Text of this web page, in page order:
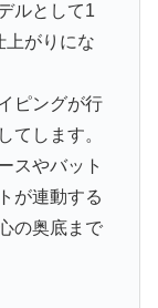
ルとして1
上がりにな
ピングが行
てします。
スやバット
が連動する
の奥底まで